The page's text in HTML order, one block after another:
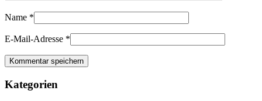
Name *
E-Mail-Adresse *
Kategorien